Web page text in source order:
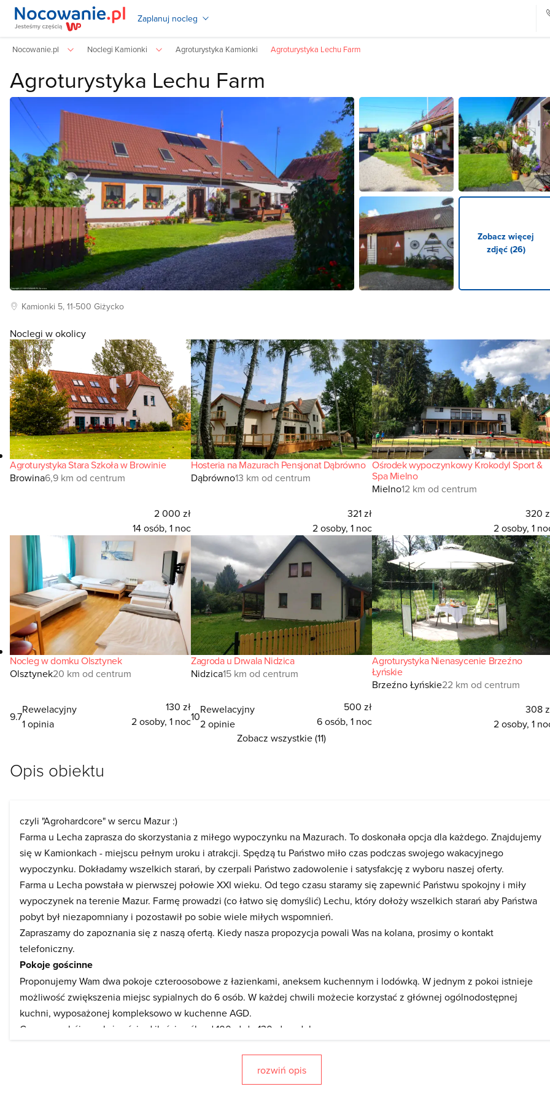
Zaplanuj nocleg
Nocowanie.pl Noclegi Kamionki Agroturystyka Kamionki Agroturystyka Lechu Farm
Agroturystyka Lechu Farm
Zobacz więcej
zdjęć (26)
Kamionki 5, 11-500 Giżycko
Noclegi w okolicy
Agroturystyka Stara Szkoła w Browinie
Browina6,9 km od centrum
2 000 zł
14 osób, 1 noc
Hosteria na Mazurach Pensjonat Dąbrówno
Dąbrówno13 km od centrum
321 zł
2 osoby, 1 noc
Ośrodek wypoczynkowy Krokodyl Sport &
Spa Mielno
Mielno12 km od centrum
320
2 osoby, 1
Nocleg w domku Olsztynek
Olsztynek20 km od centrum
9.7
Rewelacyjny
1 opinia
130 zł
2 osoby, 1 noc
Zagroda u Drwala Nidzica
Nidzica15 km od centrum
10
Rewelacyjny
2 opinie
500 zł
6 osób, 1 noc
Agroturystyka Nienasycenie Brzeźno
Łyńskie
Brzeźno Łyńskie22 km od centrum
308
2 osoby, 1
Zobacz wszystkie (11)
Opis obiektu
czyli "Agrohardcore" w sercu Mazur :)
Farma u Lecha zaprasza do skorzystania z miłego wypoczynku na Mazurach. To doskonała opcja dla każdego. Znajdujemy
się w Kamionkach - miejscu pełnym uroku i atrakcji. Spędzą tu Państwo miło czas podczas swojego wakacyjnego
wypoczynku. Dokładamy wszelkich starań, by czerpali Państwo zadowolenie i satysfakcję z wyboru naszej oferty.
Farma u Lecha powstała w pierwszej połowie XXI wieku. Od tego czasu staramy się zapewnić Państwu spokojny i miły
wypoczynek na terenie Mazur. Farmę prowadzi (co łatwo się domyślić) Lechu, który dołoży wszelkich starań aby Państwa
pobyt był niezapomniany i pozostawił po sobie wiele miłych wspomnień.
Zapraszamy do zapoznania się z naszą ofertą. Kiedy nasza propozycja powali Was na kolana, prosimy o kontakt
telefoniczny.
Pokoje gościnne
Proponujemy Wam dwa pokoje czteroosobowe z łazienkami, aneksem kuchennym i lodówką. W jednym z pokoi istnieje
możliwość zwiększenia miejsc sypialnych do 6 osób. W każdej chwili możecie korzystać z głównej ogólnodostępnej
kuchni, wyposażonej kompleksowo w kuchenne AGD.
Cena za pokój w zależności od ilości osób od 100 zł do 130 zł za dobę.
„paczek”, gdzie możliwość integracji z grupą traktujecie raczej jako zaletę, a nie wadę. Strych wyposażony jest w 13 łóżek
rozwiń opis